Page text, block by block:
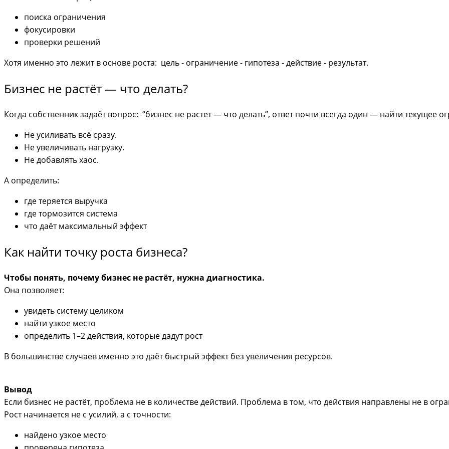
поиска ограничения
фокусировки
проверки решений
Хотя именно это лежит в основе роста: цель - ограничение - гипотеза - действие - результат.
Бизнес не растёт — что делать?
Когда собственник задаёт вопрос: “бизнес не растет — что делать”, ответ почти всегда один — найти текущее
Не усиливать всё сразу.
Не увеличивать нагрузку.
Не добавлять хаос.
А определить:
где теряется выручка
где тормозится система
что даёт максимальный эффект
Как найти точку роста бизнеса?
Чтобы понять, почему бизнес не растёт, нужна диагностика.
Она позволяет:
увидеть систему целиком
найти узкое место
определить 1–2 действия, которые дадут рост
В большинстве случаев именно это даёт быстрый эффект без увеличения ресурсов.
Вывод
Если бизнес не растёт, проблема не в количестве действий. Проблема в том, что действия направлены не в
Рост начинается не с усилий, а с точности:
найдено узкое место